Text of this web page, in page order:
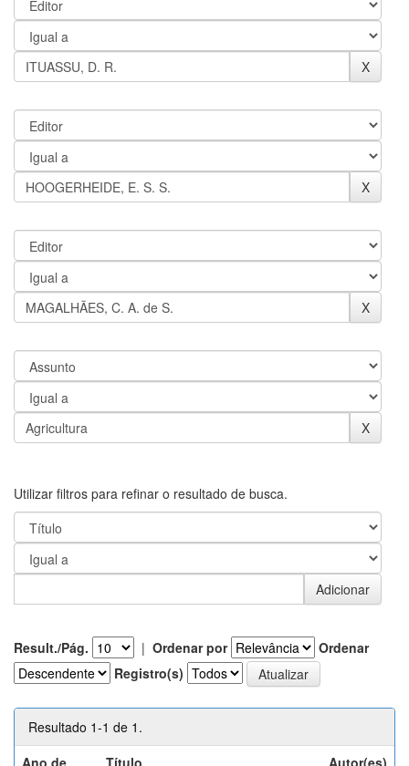
Utilizar filtros para refinar o resultado de busca.
Result./Pág. | Ordenar por
Ordenar
Registro(s)
Resultado 1-1 de 1.
Ano de
Título Autor(es)